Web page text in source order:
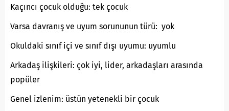
Kaçıncı çocuk olduğu: tek çocuk
Varsa davranış ve uyum sorununun türü: yok
Okuldaki sınıf içi ve sınıf dışı uyumu: uyumlu
Arkadaş ilişkileri: çok iyi, lider, arkadaşları arasında
popüler
Genel izlenim: üstün yetenekli bir çocuk